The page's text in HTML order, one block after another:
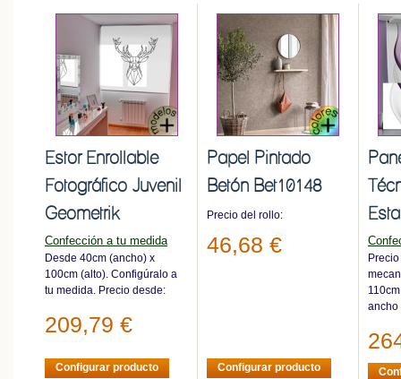
Estor Enrollable
Fotográfico Juvenil
Geometrik
Confección a tu medida
Desde 40cm (ancho) x
100cm (alto). Configúralo a
tu medida. Precio desde:
209,79 €
Configurar producto
Papel Pintado
Betón Bet10148
Precio del rollo:
46,68 €
Configurar producto
ancho